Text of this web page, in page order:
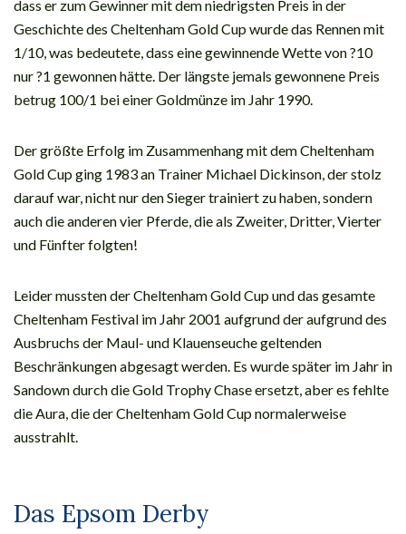
dass er zum Gewinner mit dem niedrigsten Preis in der
Geschichte des Cheltenham Gold Cup wurde das Rennen mit
1/10, was bedeutete, dass eine gewinnende Wette von ?10
nur ?1 gewonnen hätte. Der längste jemals gewonnene Preis
betrug 100/1 bei einer Goldmünze im Jahr 1990.
Der größte Erfolg im Zusammenhang mit dem Cheltenham
Gold Cup ging 1983 an Trainer Michael Dickinson, der stolz
darauf war, nicht nur den Sieger trainiert zu haben, sondern
auch die anderen vier Pferde, die als Zweiter, Dritter, Vierter
und Fünfter folgten!
Leider mussten der Cheltenham Gold Cup und das gesamte
Cheltenham Festival im Jahr 2001 aufgrund der aufgrund des
Ausbruchs der Maul- und Klauenseuche geltenden
Beschränkungen abgesagt werden. Es wurde später im Jahr in
Sandown durch die Gold Trophy Chase ersetzt, aber es fehlte
die Aura, die der Cheltenham Gold Cup normalerweise
ausstrahlt.
Das Epsom Derby